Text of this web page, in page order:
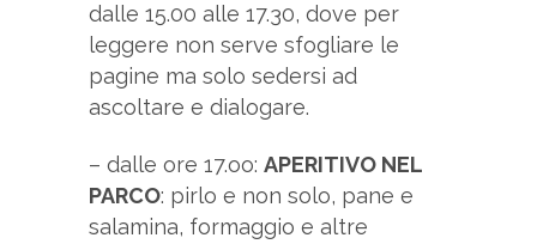
dalle 15.00 alle 17.30, dove per
leggere non serve sfogliare le
pagine ma solo sedersi ad
ascoltare e dialogare.
– dalle ore 17.oo: APERITIVO NEL
PARCO: pirlo e non solo, pane e
salamina, formaggio e altre